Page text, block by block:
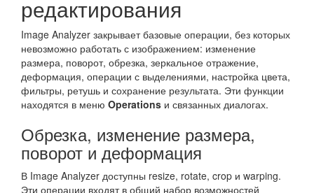
редактирования
Image Analyzer закрывает базовые операции, без которых
невозможно работать с изображением: изменение
размера, поворот, обрезка, зеркальное отражение,
деформация, операции с выделениями, настройка цвета,
фильтры, ретушь и сохранение результата. Эти функции
находятся в меню Operations и связанных диалогах.
Обрезка, изменение размера,
поворот и деформация
В Image Analyzer доступны resize, rotate, crop и warping.
Эти операции входят в общий набор возможностей